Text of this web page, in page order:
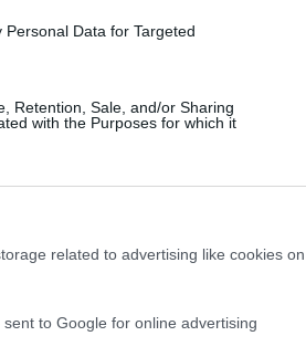
Data for Targeted
Retention, Sale, and/or Sharing
with the Purposes for which it
related to advertising like cookies on
to Google for online advertising